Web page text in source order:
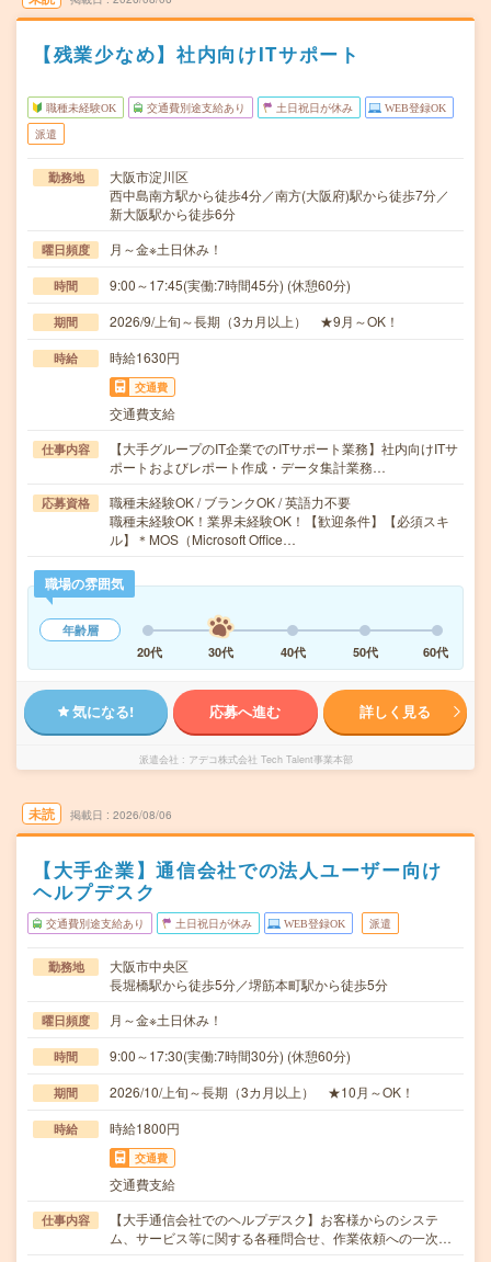
【残業少なめ】社内向けITサポート
職種未経験OK 交通費別途支給あり 土日祝日が休み WEB登録OK
派遣
勤務地
大阪市淀川区
西中島南方駅から徒歩4分／南方(大阪府)駅から徒歩7分／
新大阪駅から徒歩6分
曜日頻度 月～金※土日休み！
時間 9:00～17:45(実働:7時間45分) (休憩60分)
期間 2026/9/上旬～長期（3カ月以上） ★9月～OK！
時給 時給1630円
交通費
交通費支給
仕事内容
【大手グループのIT企業でのITサポート業務】社内向けITサ
ポートおよびレポート作成・データ集計業務…
応募資格
職種未経験OK / ブランクOK / 英語力不要
職種未経験OK！業界未経験OK！【歓迎条件】【必須スキ
ル】＊MOS（Microsoft Office…
職場の雰囲気
年齢層
20代
30代 40代 50代 60代
気になる! 応募へ進む 詳しく見る
派遣会社 アデコ株式会社 Tech Talent事業本部
未読 掲載日 2026/08/06
【大手企業】通信会社での法人ユーザー向け
ヘルプデスク
交通費別途支給あり 土日祝日が休み WEB登録OK 派遣
勤務地
大阪市中央区
長堀橋駅から徒歩5分／堺筋本町駅から徒歩5分
曜日頻度 月～金※土日休み！
時間 9:00～17:30(実働:7時間30分) (休憩60分)
期間 2026/10/上旬～長期（3カ月以上） ★10月～OK！
時給 時給1800円
交通費
交通費支給
仕事内容
【大手通信会社でのヘルプデスク】お客様からのシステ
ム、サービス等に関する各種問合せ、作業依頼への一次…